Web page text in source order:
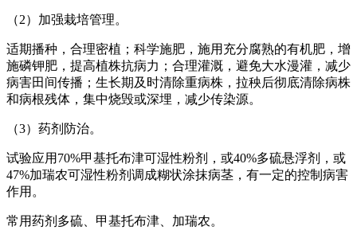
（2）加强栽培管理。
适期播种，合理密植；科学施肥，施用充分腐熟的有机肥，增
施磷钾肥，提高植株抗病力；合理灌溉，避免大水漫灌，减少
病害田间传播；生长期及时清除重病株，拉秧后彻底清除病株
和病根残体，集中烧毁或深埋，减少传染源。
（3）药剂防治。
试验应用70%甲基托布津可湿性粉剂，或40%多硫悬浮剂，或
47%加瑞农可湿性粉剂调成糊状涂抹病茎，有一定的控制病害
作用。
常用药剂多硫、甲基托布津、加瑞农。